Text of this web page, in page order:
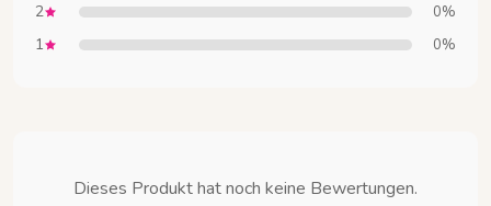
2 0%
1 0%
Dieses Produkt hat noch keine Bewertungen.